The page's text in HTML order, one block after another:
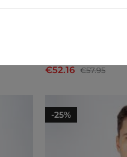
€52.16 €57.95
-25%